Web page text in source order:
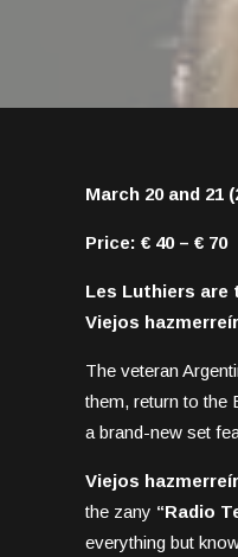
March 20 and 21
Price: € 40 – € 70
Les Luthiers are
Viejos
The veteran
them, return to the
a brand-new set
Viejos
the zany “Radio
everything but